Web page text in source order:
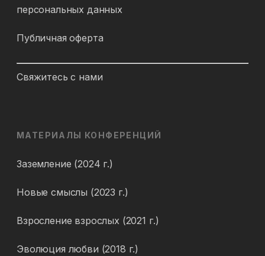
персональных данных
Публичная оферта
Свяжитесь с нами
МАТЕРИАЛЫ КОНФЕРЕНЦИЙ
Заземление (2024 г.)
Новые смыслы (2023 г.)
Взросление взрослых (2021 г.)
Эволюция любви (2018 г.)